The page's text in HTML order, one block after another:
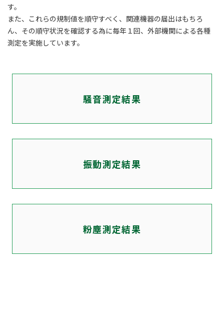
す。
また、これらの規制値を順守すべく、関連機器の届出はもちろ
ん、その順守状況を確認する為に毎年１回、外部機関による各種
測定を実施しています。
騒音測定結果
振動測定結果
粉塵測定結果